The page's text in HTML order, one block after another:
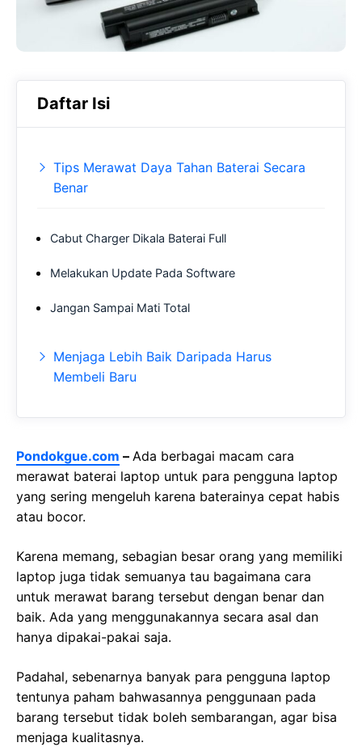
Daftar Isi
Tips Merawat Daya Tahan Baterai Secara
Benar
Cabut Charger Dikala Baterai Full
Melakukan Update Pada Software
Jangan Sampai Mati Total
Menjaga Lebih Baik Daripada Harus
Membeli Baru
Pondokgue.com – Ada berbagai macam cara
merawat baterai laptop untuk para pengguna laptop
yang sering mengeluh karena baterainya cepat habis
atau bocor.
Karena memang, sebagian besar orang yang memiliki
laptop juga tidak semuanya tau bagaimana cara
untuk merawat barang tersebut dengan benar dan
baik. Ada yang menggunakannya secara asal dan
hanya dipakai-pakai saja.
Padahal, sebenarnya banyak para pengguna laptop
tentunya paham bahwasannya penggunaan pada
barang tersebut tidak boleh sembarangan, agar bisa
menjaga kualitasnya.